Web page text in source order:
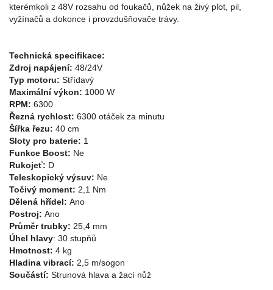
kterémkoli z 48V rozsahu od foukačů, nůžek na živý plot, pil,
vyžínačů a dokonce i provzdušňovače trávy.
Technická specifikace:
Zdroj napájení: 48/24V
Typ motoru: Střídavý
Maximální výkon: 1000 W
RPM: 6300
Řezná rychlost: 6300 otáček za minutu
Šířka řezu: 40 cm
Sloty pro baterie: 1
Funkce Boost: Ne
Rukojeť: D
Teleskopický výsuv: Ne
Točivý moment: 2,1 Nm
Dělená hřídel: Ano
Postroj: Ano
Průměr trubky: 25,4 mm
Úhel hlavy: 30 stupňů
Hmotnost: 4 kg
Hladina vibrací: 2,5 m/sogon
Součástí: Strunová hlava a žací nůž